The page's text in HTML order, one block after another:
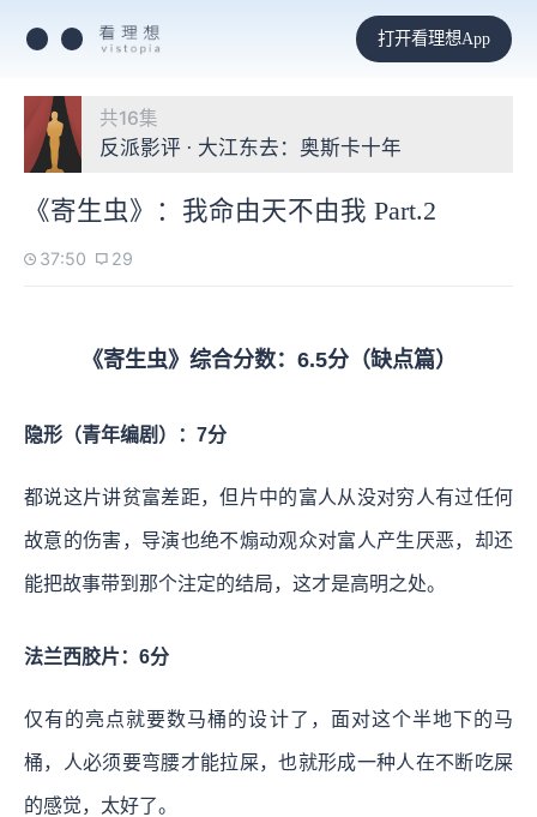
打开看理想App
共16集
反派影评 · 大江东去：奥斯卡十年
《寄生虫》：我命由天不由我 Part.2
37:50 29
《寄生虫》综合分数：6.5分（缺点篇）
隐形（青年编剧）：7分
都说这片讲贫富差距，但片中的富人从没对穷人有过任何
故意的伤害，导演也绝不煽动观众对富人产生厌恶，却还
能把故事带到那个注定的结局，这才是高明之处。
法兰西胶片：6分
仅有的亮点就要数马桶的设计了，面对这个半地下的马
桶，人必须要弯腰才能拉屎，也就形成一种人在不断吃屎
的感觉，太好了。